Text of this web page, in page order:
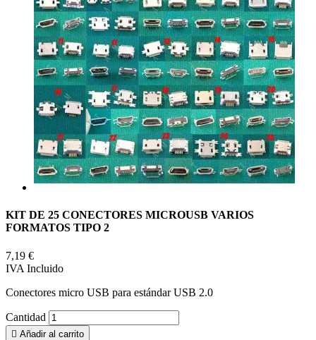
KIT DE 25 CONECTORES MICROUSB VARIOS
FORMATOS TIPO 2
7,19 €
IVA Incluido
Conectores micro USB para estándar USB 2.0
Cantidad
 Añadir al carrito